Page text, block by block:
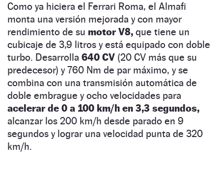
Como ya hiciera el Ferrari Roma, el Almafi
monta una versión mejorada y con mayor
rendimiento de su motor V8, que tiene un
cubicaje de 3,9 litros y está equipado con doble
turbo. Desarrolla 640 CV (20 CV más que su
predecesor) y 760 Nm de par máximo, y se
combina con una transmisión automática de
doble embrague y ocho velocidades para
acelerar de 0 a 100 km/h en 3,3 segundos,
alcanzar los 200 km/h desde parado en 9
segundos y lograr una velocidad punta de 320
km/h.